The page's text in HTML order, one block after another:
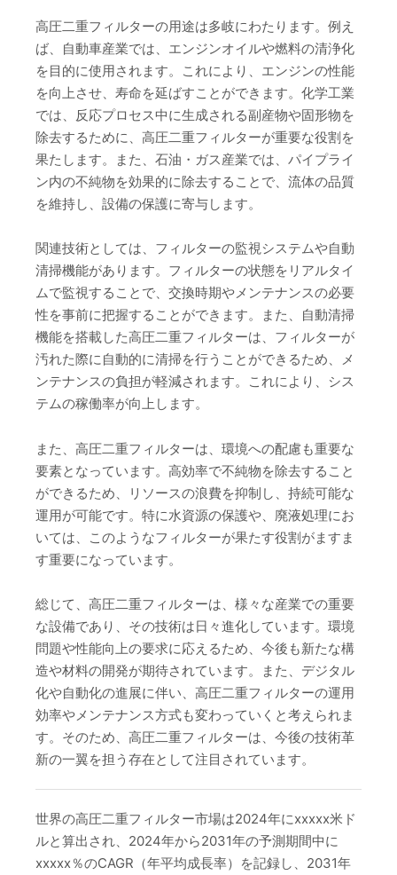
高圧二重フィルターの用途は多岐にわたります。例え
ば、自動車産業では、エンジンオイルや燃料の清浄化
を目的に使用されます。これにより、エンジンの性能
を向上させ、寿命を延ばすことができます。化学工業
では、反応プロセス中に生成される副産物や固形物を
除去するために、高圧二重フィルターが重要な役割を
果たします。また、石油・ガス産業では、パイプライ
ン内の不純物を効果的に除去することで、流体の品質
を維持し、設備の保護に寄与します。
関連技術としては、フィルターの監視システムや自動
清掃機能があります。フィルターの状態をリアルタイ
ムで監視することで、交換時期やメンテナンスの必要
性を事前に把握することができます。また、自動清掃
機能を搭載した高圧二重フィルターは、フィルターが
汚れた際に自動的に清掃を行うことができるため、メ
ンテナンスの負担が軽減されます。これにより、シス
テムの稼働率が向上します。
また、高圧二重フィルターは、環境への配慮も重要な
要素となっています。高効率で不純物を除去すること
ができるため、リソースの浪費を抑制し、持続可能な
運用が可能です。特に水資源の保護や、廃液処理にお
いては、このようなフィルターが果たす役割がますま
す重要になっています。
総じて、高圧二重フィルターは、様々な産業での重要
な設備であり、その技術は日々進化しています。環境
問題や性能向上の要求に応えるため、今後も新たな構
造や材料の開発が期待されています。また、デジタル
化や自動化の進展に伴い、高圧二重フィルターの運用
効率やメンテナンス方式も変わっていくと考えられま
す。そのため、高圧二重フィルターは、今後の技術革
新の一翼を担う存在として注目されています。
世界の高圧二重フィルター市場は2024年にxxxxx米ド
ルと算出され、2024年から2031年の予測期間中に
xxxxx％のCAGR（年平均成長率）を記録し、2031年